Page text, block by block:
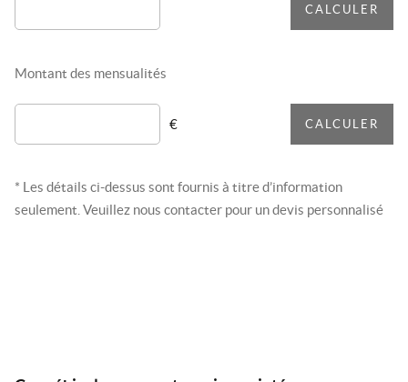
CALCULER
Montant des mensualités
€ CALCULER
* Les détails ci-dessus sont fournis à titre d’information
seulement. Veuillez nous contacter pour un devis personnalisé